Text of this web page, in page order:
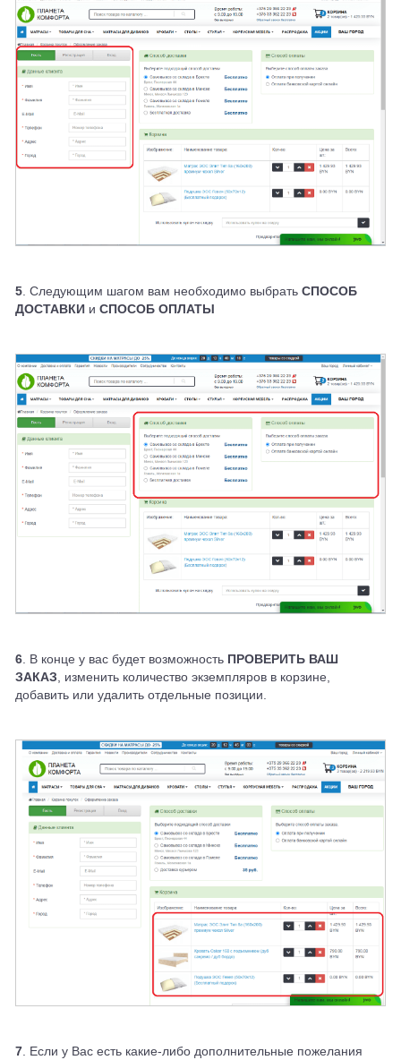
5. Следующим шагом вам необходимо выбрать СПОСОБ
ДОСТАВКИ и СПОСОБ ОПЛАТЫ
6 . В конце у вас будет возможность ПРОВЕРИТЬ ВАШ
ЗАКАЗ , изменить количество экземпляров в корзине,
добавить или удалить отдельные позиции.
7. Если у Вас есть какие-либо дополнительные пожелания